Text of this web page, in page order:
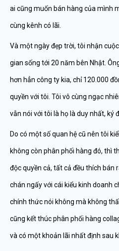
ai cũng muốn bán hàng của mình
cùng kênh có lãi.
Và một ngày đẹp trời, tôi nhận
gian sống tới 20 năm bên Nhật.
hơn hẳn công ty kia, chỉ 120.000
quyền với tôi. Tôi vô cùng ngạc
vẫn nói với tôi là họ là duy nhất, ký
Do có một số quan hệ cũ nên tôi
không còn phân phối hàng đó, thì
độc quyền cả, tất cả đều thích bán
chán ngấy với cái kiểu kinh doanh
chính thức nói không mà không
cũng kết thúc phân phối hàng
và có một khoản lãi nhất định sau